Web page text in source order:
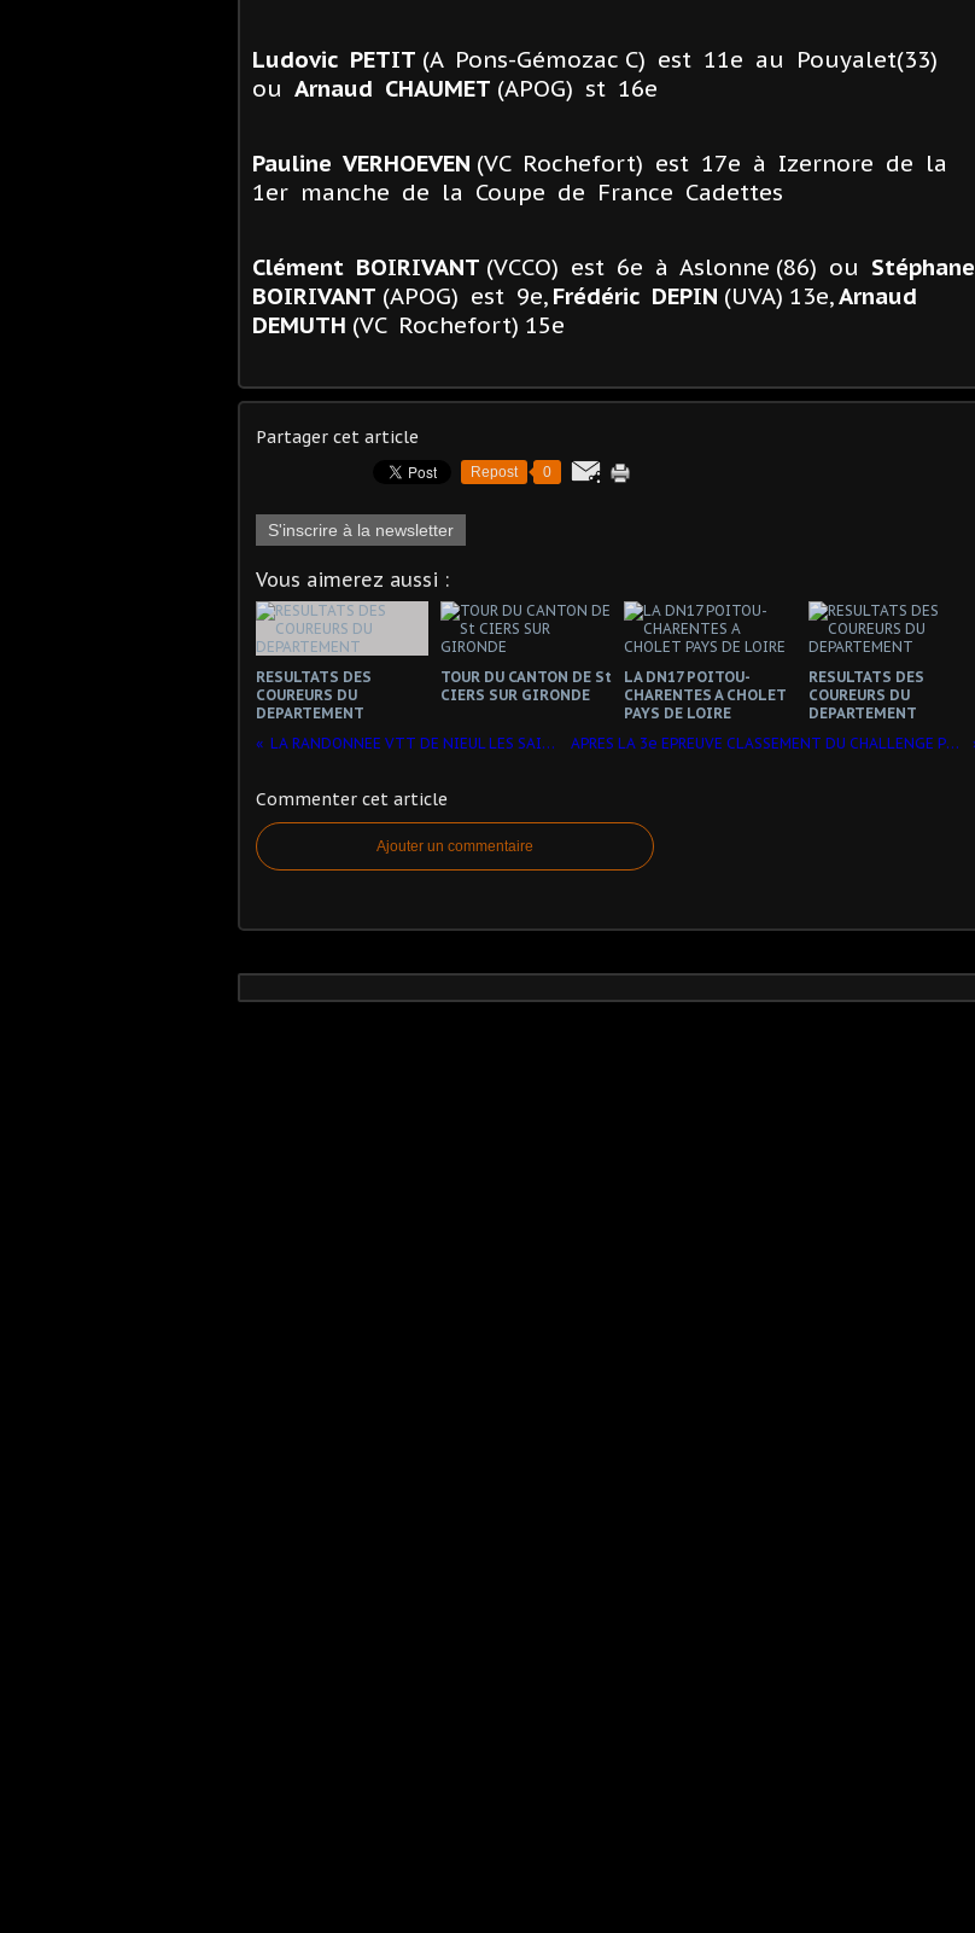
Ludovic PETIT (A Pons-Gémozac C) est 11e au Pouyalet(33)
ou Arnaud CHAUMET (APOG) st 16e
Pauline VERHOEVEN (VC Rochefort) est 17e à Izernore de la
1er manche de la Coupe de France Cadettes
Clément BOIRIVANT (VCCO) est 6e à Aslonne (86) ou Stéphane
BOIRIVANT (APOG) est 9e, Frédéric DEPIN (UVA) 13e,Arnaud
DEMUTH (VC Rochefort) 15e
Partager cet article
Repost 0
S'inscrire à la newsletter
Vous aimerez aussi :
RESULTATS DES
COUREURS DU
DEPARTEMENT
TOUR DU CANTON DE St
CIERS SUR GIRONDE
LA DN17 POITOU-
CHARENTES A CHOLET
PAYS DE LOIRE
RESULTATS DES
COUREURS DU
DEPARTEMENT
LA RANDONNEE VTT DE NIEUL LES SAINTES
APRES LA 3e EPREUVE CLASSEMENT DU CHALLENGE PC CD17
Commenter cet article
Ajouter un commentaire